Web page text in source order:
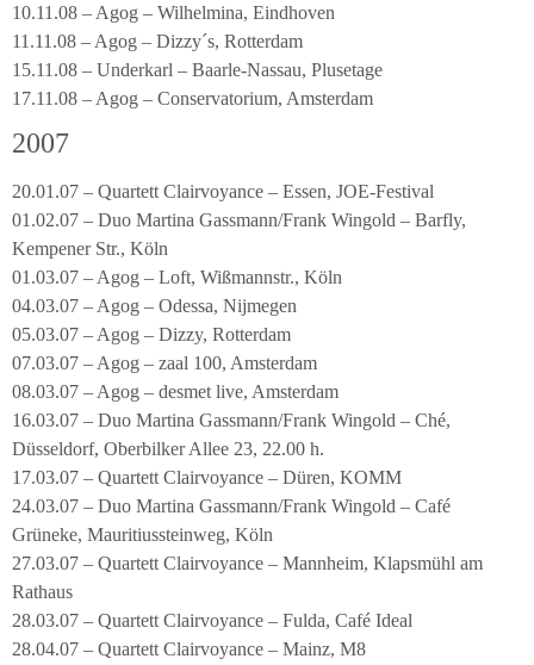
10.11.08 – Agog – Wilhelmina, Eindhoven
11.11.08 – Agog – Dizzy´s, Rotterdam
15.11.08 – Underkarl – Baarle-Nassau, Plusetage
17.11.08 – Agog – Conservatorium, Amsterdam
2007
20.01.07 – Quartett Clairvoyance – Essen, JOE-Festival
01.02.07 – Duo Martina Gassmann/Frank Wingold – Barfly,
Kempener Str., Köln
01.03.07 – Agog – Loft, Wißmannstr., Köln
04.03.07 – Agog – Odessa, Nijmegen
05.03.07 – Agog – Dizzy, Rotterdam
07.03.07 – Agog – zaal 100, Amsterdam
08.03.07 – Agog – desmet live, Amsterdam
16.03.07 – Duo Martina Gassmann/Frank Wingold – Ché,
Düsseldorf, Oberbilker Allee 23, 22.00 h.
17.03.07 – Quartett Clairvoyance – Düren, KOMM
24.03.07 – Duo Martina Gassmann/Frank Wingold – Café
Grüneke, Mauritiussteinweg, Köln
27.03.07 – Quartett Clairvoyance – Mannheim, Klapsmühl am
Rathaus
28.03.07 – Quartett Clairvoyance – Fulda, Café Ideal
28.04.07 – Quartett Clairvoyance – Mainz, M8